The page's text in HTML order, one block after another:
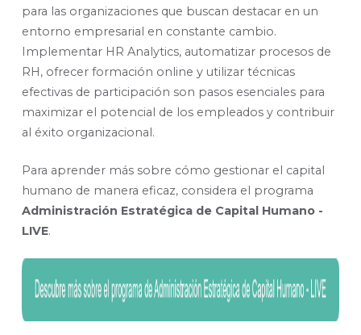
para las organizaciones que buscan destacar en un
entorno empresarial en constante cambio.
Implementar HR Analytics, automatizar procesos de
RH, ofrecer formación online y utilizar técnicas
efectivas de participación son pasos esenciales para
maximizar el potencial de los empleados y contribuir
al éxito organizacional.
Para aprender más sobre cómo gestionar el capital
humano de manera eficaz, considera el programa
Administración Estratégica de Capital Humano -
LIVE.